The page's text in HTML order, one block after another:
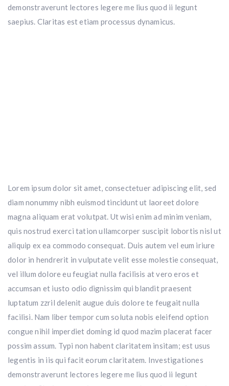
demonstraverunt lectores legere me lius quod ii legunt
saepius. Claritas est etiam processus dynamicus.
Lorem ipsum dolor sit amet, consectetuer adipiscing elit, sed
diam nonummy nibh euismod tincidunt ut laoreet dolore
magna aliquam erat volutpat. Ut wisi enim ad minim veniam,
quis nostrud exerci tation ullamcorper suscipit lobortis nisl ut
aliquip ex ea commodo consequat. Duis autem vel eum iriure
dolor in hendrerit in vulputate velit esse molestie consequat,
vel illum dolore eu feugiat nulla facilisis at vero eros et
accumsan et iusto odio dignissim qui blandit praesent
luptatum zzril delenit augue duis dolore te feugait nulla
facilisi. Nam liber tempor cum soluta nobis eleifend option
congue nihil imperdiet doming id quod mazim placerat facer
possim assum. Typi non habent claritatem insitam; est usus
legentis in iis qui facit eorum claritatem. Investigationes
demonstraverunt lectores legere me lius quod ii legunt